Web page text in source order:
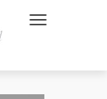
NAVIGATION